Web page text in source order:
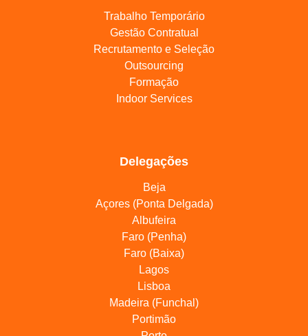
Trabalho Temporário
Gestão Contratual
Recrutamento e Seleção
Outsourcing
Formação
Indoor Services
Delegações
Beja
Açores (Ponta Delgada)
Albufeira
Faro (Penha)
Faro (Baixa)
Lagos
Lisboa
Madeira (Funchal)
Portimão